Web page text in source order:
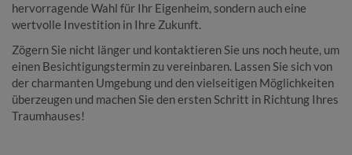
hervorragende Wahl für Ihr Eigenheim, sondern auch eine
wertvolle Investition in Ihre Zukunft.
Zögern Sie nicht länger und kontaktieren Sie uns noch heute, um
einen Besichtigungstermin zu vereinbaren. Lassen Sie sich von
der charmanten Umgebung und den vielseitigen Möglichkeiten
überzeugen und machen Sie den ersten Schritt in Richtung Ihres
Traumhauses!